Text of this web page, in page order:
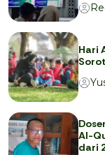
Hari
Al-
dari